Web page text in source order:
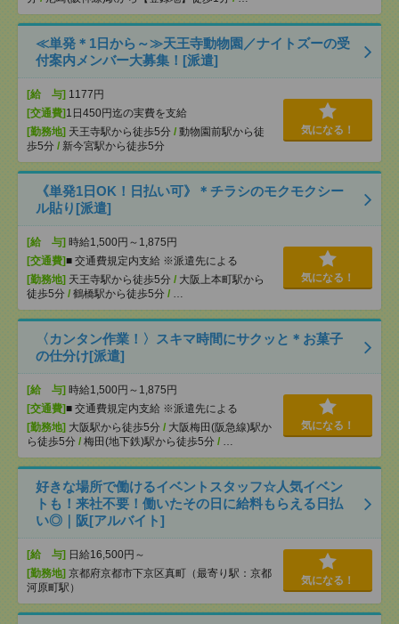
≪単発＊1日から～≫天王寺動物園／ナイトズーの受
付案内メンバー大募集！[派遣]
[給 与] 1177円
[交通費] 1日450円迄の実費を支給
[勤務地] 天王寺駅から徒歩5分 / 動物園前駅から徒
歩5分 / 新今宮駅から徒歩5分
気になる！
《単発1日OK！日払い可》＊チラシのモクモクシー
ル貼り[派遣]
[給 与] 時給1,500円～1,875円
[交通費]■ 交通費規定内支給 ※派遣先による
[勤務地] 天王寺駅から徒歩5分 / 大阪上本町駅から
徒歩5分 / 鶴橋駅から徒歩5分 / …
気になる！
〈カンタン作業！〉スキマ時間にサクッと＊お菓子
の仕分け[派遣]
[給 与] 時給1,500円～1,875円
[交通費]■ 交通費規定内支給 ※派遣先による
[勤務地] 大阪駅から徒歩5分 / 大阪梅田(阪急線)駅か
ら徒歩5分 / 梅田(地下鉄)駅から徒歩5分 / …
気になる！
好きな場所で働けるイベントスタッフ☆人気イベン
トも！来社不要！働いたその日に給料もらえる日払
い◎｜阪[アルバイト]
[給 与] 日給16,500円～
[勤務地] 京都府京都市下京区真町（最寄り駅：京都
河原町駅）
気になる！